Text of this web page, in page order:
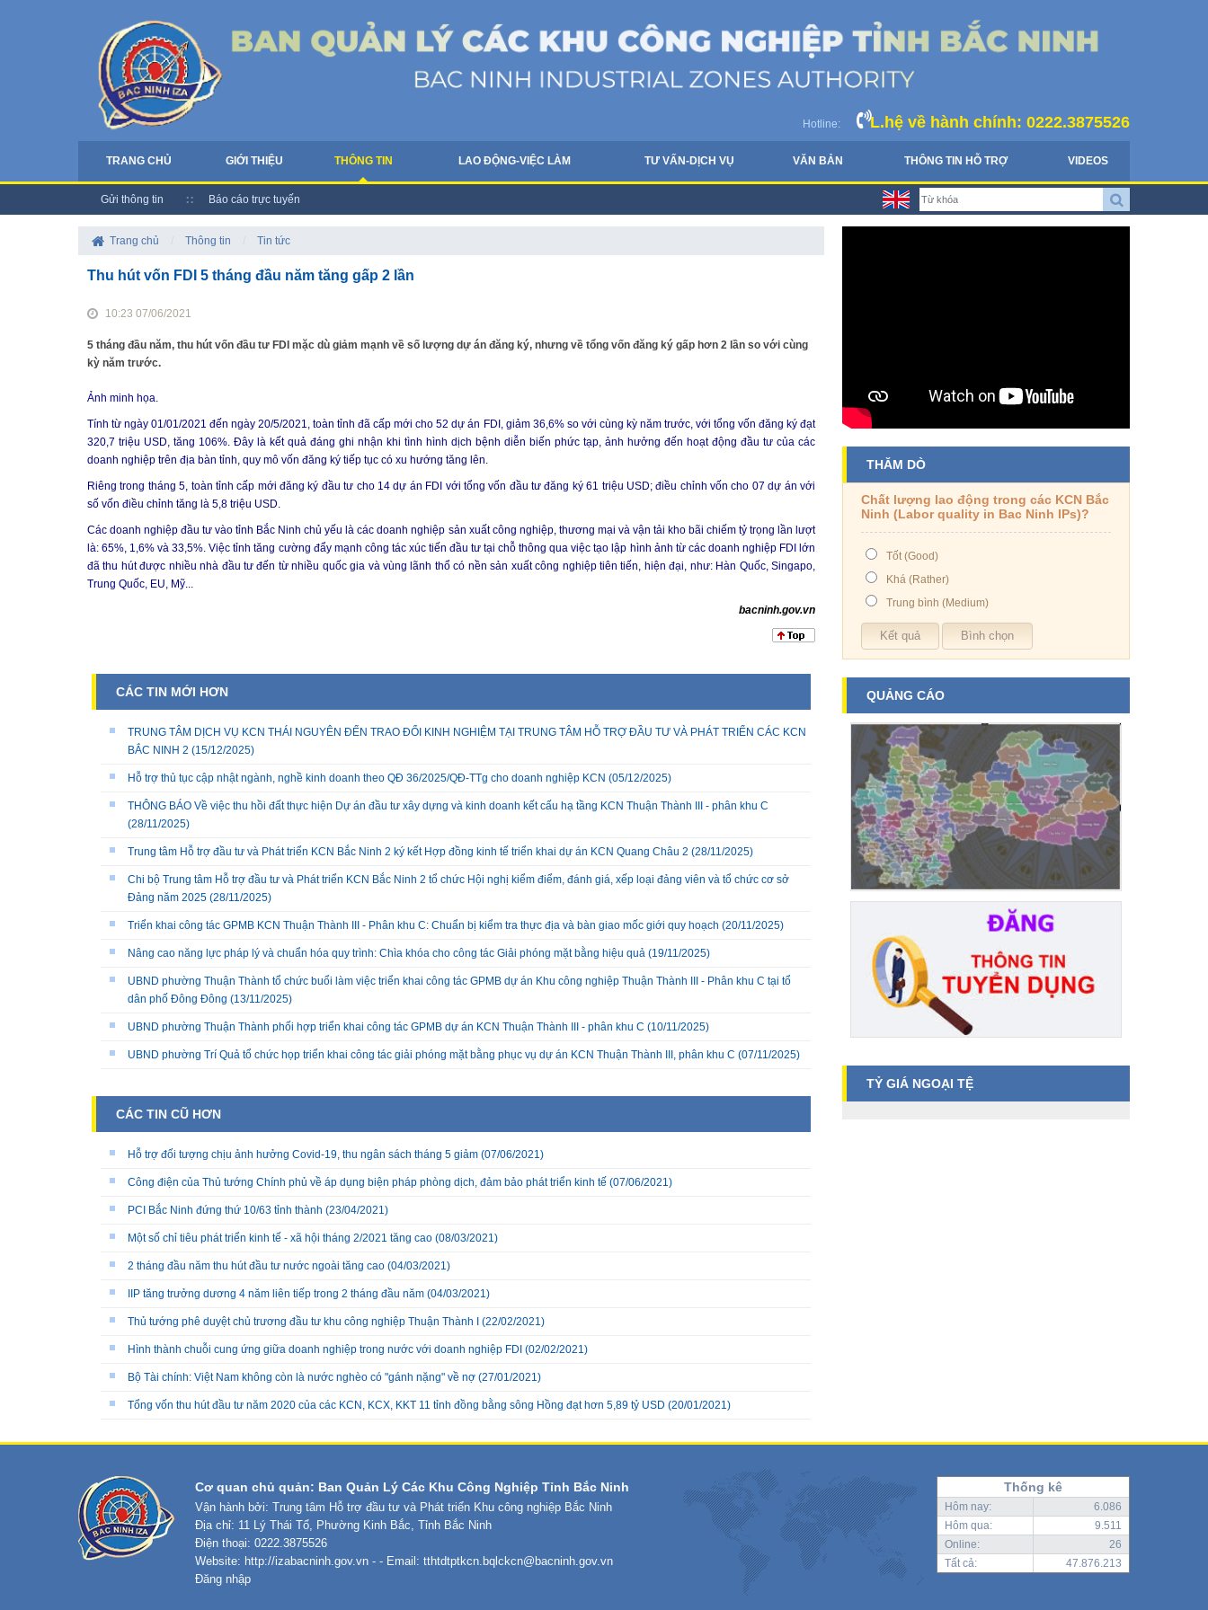
Hotline: L.hệ về hành chính: 0222.3875526
TRANG CHỦ GIỚI THIỆU THÔNG TIN LAO ĐỘNG-VIỆC LÀM TƯ VẤN-DỊCH VỤ VĂN BẢN THÔNG TIN HỖ TRỢ VIDEOS
Gửi thông tin Báo cáo trực tuyến
Trang chủ Thông tin Tin tức
Thu hút vốn FDI 5 tháng đầu năm tăng gấp 2 lần
10:23 07/06/2021
5 tháng đầu năm, thu hút vốn đầu tư FDI mặc dù giảm mạnh về số lượng dự án đăng ký, nhưng về tổng vốn đăng ký gấp hơn 2 lần so với cùng
kỳ năm trước.
Ảnh minh họa.
Tính từ ngày 01/01/2021 đến ngày 20/5/2021, toàn tỉnh đã cấp mới cho 52 dự án FDI, giảm 36,6% so với cùng kỳ năm trước, với tổng vốn đăng ký đạt
320,7 triệu USD, tăng 106%. Đây là kết quả đáng ghi nhận khi tình hình dịch bệnh diễn biến phức tạp, ảnh hưởng đến hoạt động đầu tư của các
doanh nghiệp trên địa bàn tỉnh, quy mô vốn đăng ký tiếp tục có xu hướng tăng lên.
Riêng trong tháng 5, toàn tỉnh cấp mới đăng ký đầu tư cho 14 dự án FDI với tổng vốn đầu tư đăng ký 61 triệu USD; điều chỉnh vốn cho 07 dự án với
số vốn điều chỉnh tăng là 5,8 triệu USD.
Các doanh nghiệp đầu tư vào tỉnh Bắc Ninh chủ yếu là các doanh nghiệp sản xuất công nghiệp, thương mại và vận tải kho bãi chiếm tỷ trọng lần lượt
là: 65%, 1,6% và 33,5%. Việc tỉnh tăng cường đẩy mạnh công tác xúc tiến đầu tư tại chỗ thông qua việc tạo lập hình ảnh từ các doanh nghiệp FDI lớn
đã thu hút được nhiều nhà đầu tư đến từ nhiều quốc gia và vùng lãnh thổ có nền sản xuất công nghiệp tiên tiến, hiện đại, như: Hàn Quốc, Singapo,
Trung Quốc, EU, Mỹ...
bacninh.gov.vn
CÁC TIN MỚI HƠN
TRUNG TÂM DỊCH VỤ KCN THÁI NGUYÊN ĐẾN TRAO ĐỔI KINH NGHIỆM TẠI TRUNG TÂM HỖ TRỢ ĐẦU TƯ VÀ PHÁT TRIỂN CÁC KCN
BẮC NINH 2 (15/12/2025)
Hỗ trợ thủ tục cập nhật ngành, nghề kinh doanh theo QĐ 36/2025/QĐ-TTg cho doanh nghiệp KCN (05/12/2025)
THÔNG BÁO Về việc thu hồi đất thực hiện Dự án đầu tư xây dựng và kinh doanh kết cấu hạ tầng KCN Thuận Thành III - phân khu C
(28/11/2025)
Trung tâm Hỗ trợ đầu tư và Phát triển KCN Bắc Ninh 2 ký kết Hợp đồng kinh tế triển khai dự án KCN Quang Châu 2 (28/11/2025)
Chi bộ Trung tâm Hỗ trợ đầu tư và Phát triển KCN Bắc Ninh 2 tổ chức Hội nghị kiểm điểm, đánh giá, xếp loại đảng viên và tổ chức cơ sở
Đảng năm 2025 (28/11/2025)
Triển khai công tác GPMB KCN Thuận Thành III - Phân khu C: Chuẩn bị kiểm tra thực địa và bàn giao mốc giới quy hoạch (20/11/2025)
Nâng cao năng lực pháp lý và chuẩn hóa quy trình: Chìa khóa cho công tác Giải phóng mặt bằng hiệu quả (19/11/2025)
UBND phường Thuận Thành tổ chức buổi làm việc triển khai công tác GPMB dự án Khu công nghiệp Thuận Thành III - Phân khu C tại tổ
dân phố Đông Đông (13/11/2025)
UBND phường Thuận Thành phối hợp triển khai công tác GPMB dự án KCN Thuận Thành III - phân khu C (10/11/2025)
UBND phường Trí Quả tổ chức họp triển khai công tác giải phóng mặt bằng phục vụ dự án KCN Thuận Thành III, phân khu C (07/11/2025)
CÁC TIN CŨ HƠN
Hỗ trợ đối tượng chịu ảnh hưởng Covid-19, thu ngân sách tháng 5 giảm (07/06/2021)
Công điện của Thủ tướng Chính phủ về áp dụng biện pháp phòng dịch, đảm bảo phát triển kinh tế (07/06/2021)
PCI Bắc Ninh đứng thứ 10/63 tỉnh thành (23/04/2021)
Một số chỉ tiêu phát triển kinh tế - xã hội tháng 2/2021 tăng cao (08/03/2021)
2 tháng đầu năm thu hút đầu tư nước ngoài tăng cao (04/03/2021)
IIP tăng trưởng dương 4 năm liên tiếp trong 2 tháng đầu năm (04/03/2021)
Thủ tướng phê duyệt chủ trương đầu tư khu công nghiệp Thuận Thành I (22/02/2021)
Hình thành chuỗi cung ứng giữa doanh nghiệp trong nước với doanh nghiệp FDI (02/02/2021)
Bộ Tài chính: Việt Nam không còn là nước nghèo có "gánh nặng" về nợ (27/01/2021)
Tổng vốn thu hút đầu tư năm 2020 của các KCN, KCX, KKT 11 tỉnh đồng bằng sông Hồng đạt hơn 5,89 tỷ USD (20/01/2021)
THĂM DÒ
Chất lượng lao động trong các KCN Bắc
Ninh (Labor quality in Bac Ninh IPs)?
Tốt (Good)
Khá (Rather)
Trung bình (Medium)
QUẢNG CÁO
TỶ GIÁ NGOẠI TỆ
Thống kê
Hôm nay:
6.086
Hôm qua:
9.511
Online:
26
Tất cả:
47.876.213
Cơ quan chủ quản: Ban Quản Lý Các Khu Công Nghiệp Tỉnh Bắc Ninh
Vận hành bởi: Trung tâm Hỗ trợ đầu tư và Phát triển Khu công nghiệp Bắc Ninh
Địa chỉ: 11 Lý Thái Tổ, Phường Kinh Bắc, Tỉnh Bắc Ninh
Điện thoại: 0222.3875526
Website: http://izabacninh.gov.vn - - Email: tthtdtptkcn.bqlckcn@bacninh.gov.vn
Đăng nhập